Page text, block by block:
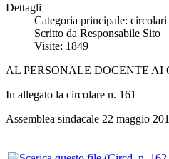
Dettagli
Categoria principale: circolari
Scritto da Responsabile Sito
Visite: 1849
AL PERSONALE DOCENTE AI
In allegato la circolare n. 161
Assemblea sindacale 22 maggio